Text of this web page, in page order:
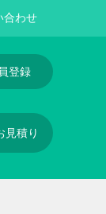
合わせ
登録
見積り